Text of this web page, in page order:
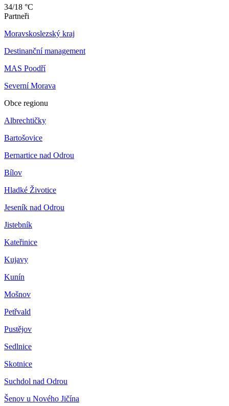
34/18 °C
Partneři
Moravskoslezský kraj
Destinanční management
MAS Poodří
Severní Morava
Obce regionu
Albrechtičky
Bartošovice
Bernartice nad Odrou
Bílov
Hladké Životice
Jeseník nad Odrou
Jistebník
Kateřinice
Kujavy
Kunín
Mošnov
Petřvald
Pustějov
Sedlnice
Skotnice
Suchdol nad Odrou
Šenov u Nového Jičína